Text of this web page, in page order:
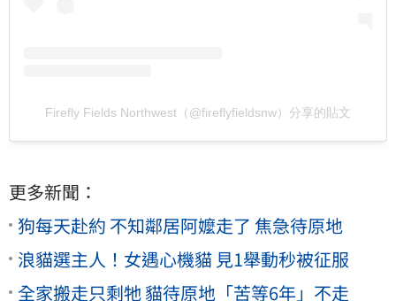
Firefly Fields Northwest（@fireflyfieldsnw）分享的貼文
更多新聞：
狗每天赴約 不知鄰居阿嬤走了 焦急待原地
浪貓選主人！女遇心機貓 見1舉動秒被征服
全家搬走只剩牠 貓待原地「苦等6年」不走